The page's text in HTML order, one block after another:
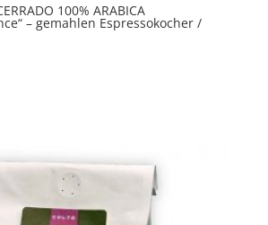
100% ARABICA
– gemahlen Espressokocher /